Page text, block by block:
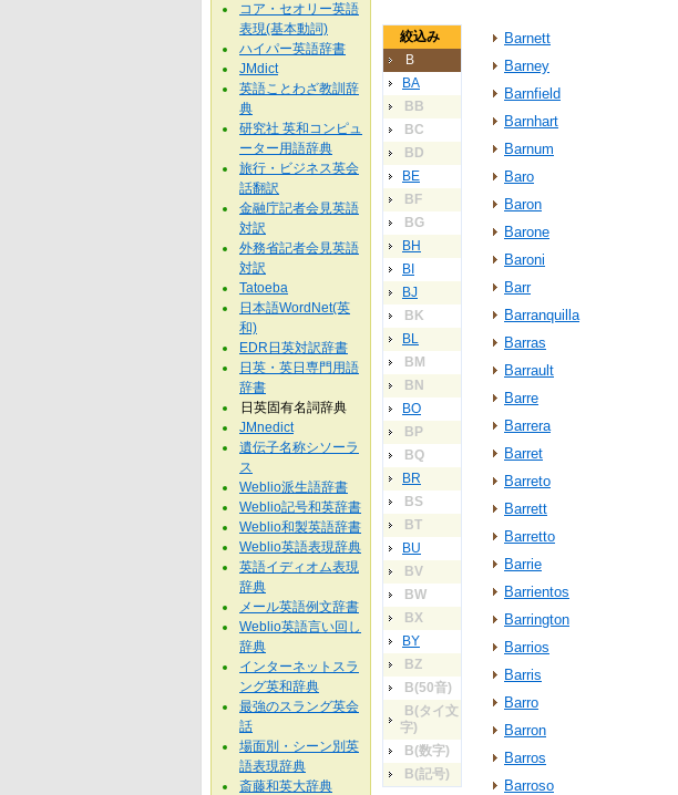
絞込み
B
BA
BB
BC
BD
BE
BF
BG
BH
BI
BJ
BK
BL
BM
BN
BO
BP
BQ
BR
BS
BT
BU
BV
BW
BX
BY
BZ
B(50音)
B(タイ文
字)
B(数字)
B(記号)
Barnett
Barney
Barnfield
Barnhart
Barnum
Baro
Baron
Barone
Baroni
Barr
Barranquilla
Barras
Barrault
Barre
Barrera
Barret
Barreto
Barrett
Barretto
Barrie
Barrientos
Barrington
Barrios
Barris
Barro
Barron
Barros
Barroso
コア・セオリー英語
表現(基本動詞)
ハイパー英語辞書
JMdict
英語ことわざ教訓辞
典
研究社 英和コンピュ
ーター用語辞典
旅行・ビジネス英会
話翻訳
金融庁記者会見英語
対訳
外務省記者会見英語
対訳
Tatoeba
日本語WordNet(英
和)
EDR日英対訳辞書
日英・英日専門用語
辞書
日英固有名詞辞典
JMnedict
遺伝子名称シソーラ
ス
Weblio派生語辞書
Weblio記号和英辞書
Weblio和製英語辞書
Weblio英語表現辞典
英語イディオム表現
辞典
メール英語例文辞書
Weblio英語言い回し
辞典
インターネットスラ
ング英和辞典
最強のスラング英会
話
場面別・シーン別英
語表現辞典
斎藤和英大辞典